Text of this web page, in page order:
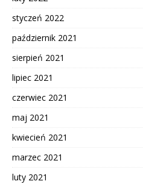
styczeń 2022
październik 2021
sierpień 2021
lipiec 2021
czerwiec 2021
maj 2021
kwiecień 2021
marzec 2021
luty 2021